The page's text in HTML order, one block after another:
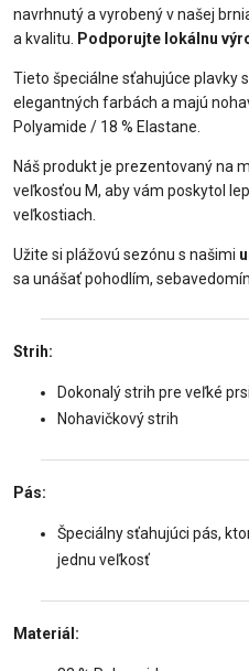
navrhnutý a vyrobený v našej
a kvalitu.
Podporujte lokálnu
Tieto špeciálne sťahujúce plavky
elegantných farbách a majú
Polyamide / 18 % Elastane.
Náš produkt je prezentovaný na
veľkosťou M, aby vám poskytol
veľkostiach.
Užite si plážovú sezónu s našimi
sa unášať pohodlím,
Strih:
Dokonalý strih pre veľké
Nohavičkový strih
Pás:
Špeciálny sťahujúci pás,
jednu veľkosť
Materiál: